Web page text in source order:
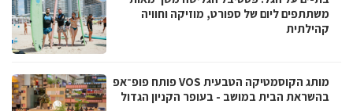
משתתפים ליום של ספורט, מוזיקה וחוויה
קהילתית
מותג הקוסמטיקה הטבעית VOS פותח פופ־אפ
בהשראת הבית במושב - בעופר הקניון הגדול